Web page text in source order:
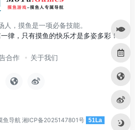
人，摸鱼是一项必备技能。
律，只有摸鱼的快乐才是多姿多彩！
合作 关于我们
鱼导航 湘ICP备2025147801号 51La